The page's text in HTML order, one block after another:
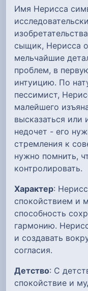
Имя Нерисса
сыщик, Нерисса
мельчайшие
проблем, в
интуицию. По
пессимист,
малейшего
высказаться или
недочет - его
стремления к
нужно помнить,
контролировать.
Характер:
спокойствием и
способность
гармонию.
и создавать
согласия.
Детство: С
спокойствие и